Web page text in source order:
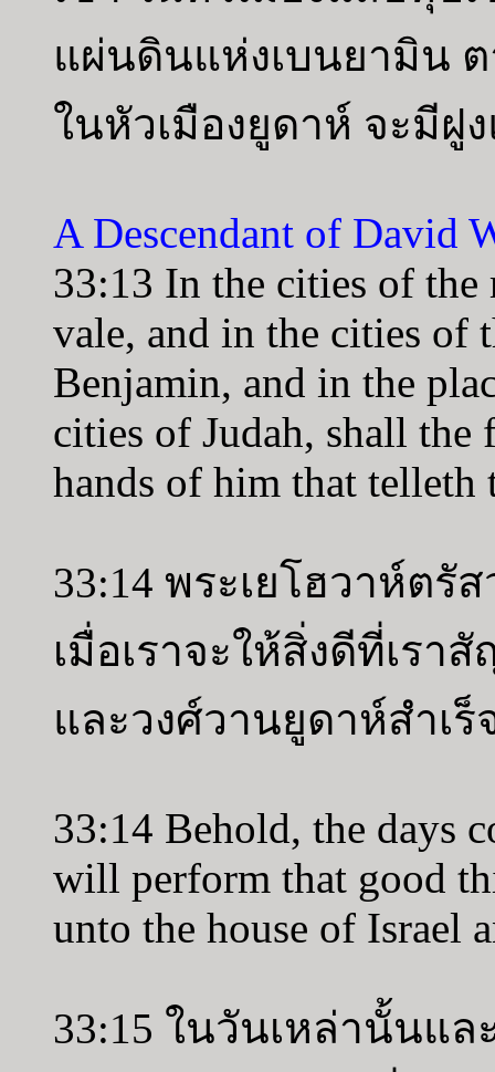
แผ่นดินแห่งเบนยามิน
ในหัวเมืองยูดาห์ จะมีฝู
A Descendant of David
33:13 In the cities of
vale, and in the cities of
Benjamin, and in the
cities of Judah, shall the
hands of him that telleth
33:14 พระเยโฮวาห์ตรั
เมื่อเราจะให้สิ่งดีที่เรา
และวงศ์วานยูดาห์สำเร็
33:14 Behold, the days
will perform that good
unto the house of Israel
33:15 ในวันเหล่านั้นแล